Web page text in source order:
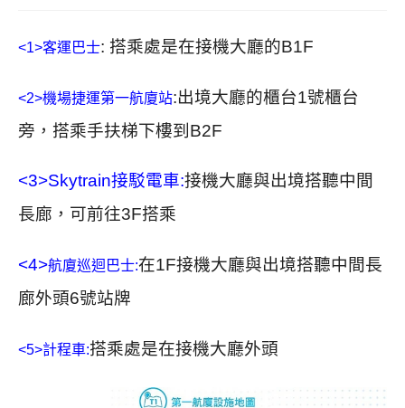
<1>客運巴士: 搭乘處是在接機大廳的B1F
<2>機場捷運第一航廈站:出境大廳的櫃台1號櫃台
旁，搭乘手扶梯下樓到B2F
<3>Skytrain接駁電車:接機大廳與出境搭聽中間
長廊，可前往3F搭乘
<4>航廈巡迴巴士:在1F接機大廳與出境搭聽中間長
廊外頭6號站牌
<5>計程車:搭乘處是在接機大廳外頭